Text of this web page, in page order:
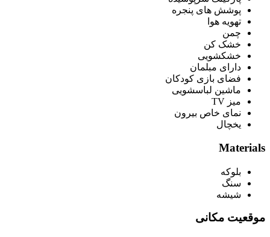
پوشش های پنجره
تهویه هوا
چمن
خشک کن
خشکشویی
دارای مبلمان
فضای بازی کودکان
ماشین لباسشویی
میز TV
نمای خاص بیرون
یخچال
Materials
بلوکه
سنگ
شیشه
موقعیت مکانی